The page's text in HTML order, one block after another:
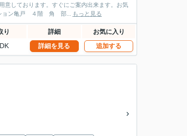
意しております。すぐにご案内出来ます。お気
大島３丁目 西大島駅１分 「ライオンズマンション亀戸 ４階 角 部... もっと見る
り 詳細 お気に入り
詳細を見る 追加する